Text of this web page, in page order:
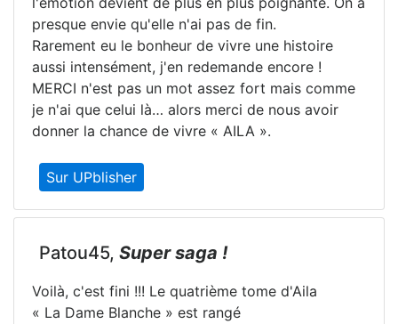
presque envie qu'elle n'ai pas de fin.
Rarement eu le bonheur de vivre une histoire
aussi intensément, j'en redemande encore !
MERCI n'est pas un mot assez fort mais comme
je n'ai que celui là… alors merci de nous avoir
donner la chance de vivre « AILA ».
Sur UPblisher
Patou45, Super saga !
Voilà, c'est fini !!! Le quatrième tome d'Aila
« La Dame Blanche » est rangé